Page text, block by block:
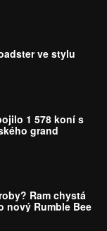
ve stylu
1 578 koní s
grand
Ram chystá
nový Rumble Bee